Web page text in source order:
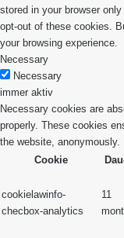
stored in your browser
opt-out of these cookies.
your browsing experience.
Necessary
Necessary
immer aktiv
Necessary cookies are
properly. These cookies
the website, anonymously.
Cookie
cookielawinfo-
checbox-analytics
11